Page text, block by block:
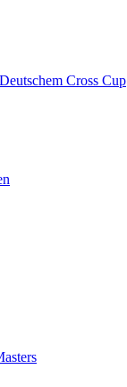
Cross Cup